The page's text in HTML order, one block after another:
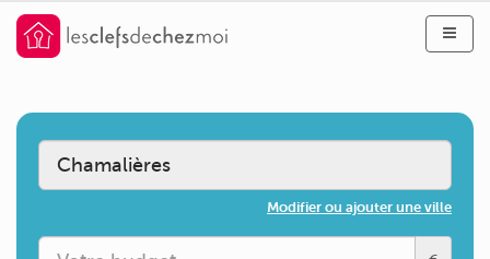
Modifier ou ajouter une ville